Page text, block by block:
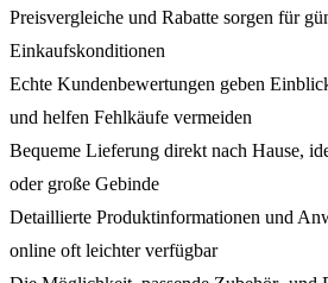
Preisvergleiche und Rabatte sorgen für
Einkaufskonditionen
Echte Kundenbewertungen geben
und helfen Fehlkäufe vermeiden
Bequeme Lieferung direkt nach Hause,
oder große Gebinde
Detaillierte Produktinformationen und
online oft leichter verfügbar